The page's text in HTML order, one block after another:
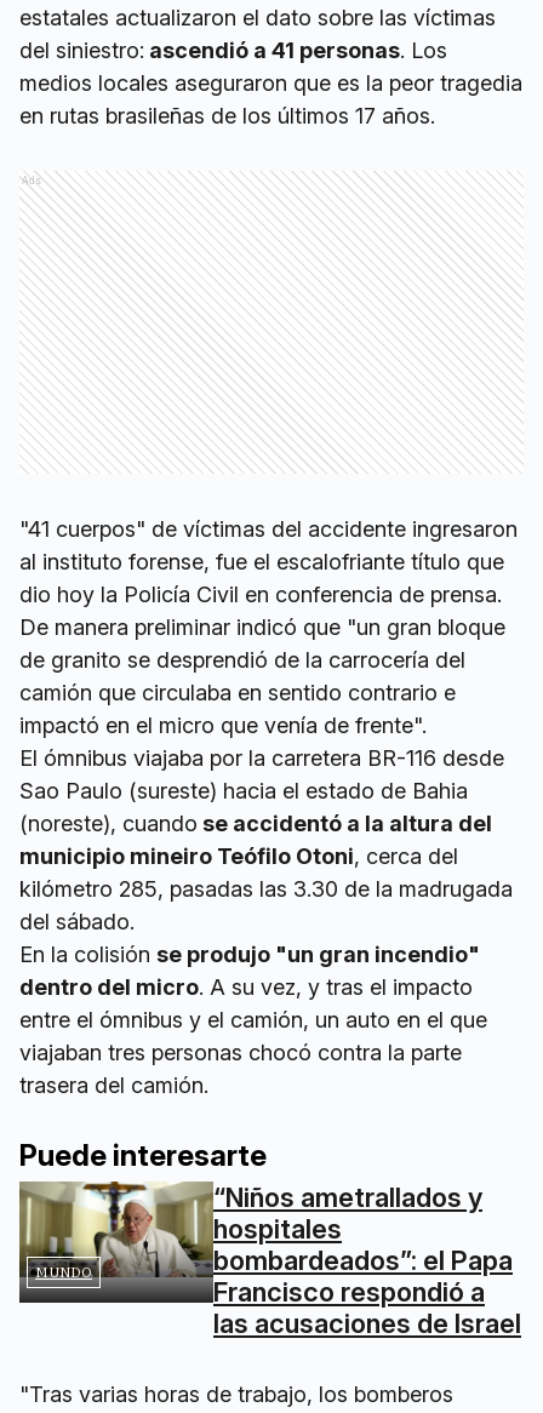
estatales actualizaron el dato sobre las víctimas
del siniestro: ascendió a 41 personas. Los
medios locales aseguraron que es la peor tragedia
en rutas brasileñas de los últimos 17 años.
Ads
"41 cuerpos" de víctimas del accidente ingresaron
al instituto forense, fue el escalofriante título que
dio hoy la Policía Civil en conferencia de prensa.
De manera preliminar indicó que "un gran bloque
de granito se desprendió de la carrocería del
camión que circulaba en sentido contrario e
impactó en el micro que venía de frente".
El ómnibus viajaba por la carretera BR-116 desde
Sao Paulo (sureste) hacia el estado de Bahia
(noreste), cuando se accidentó a la altura del
municipio mineiro Teófilo Otoni, cerca del
kilómetro 285, pasadas las 3.30 de la madrugada
del sábado.
En la colisión se produjo "un gran incendio"
dentro del micro. A su vez, y tras el impacto
entre el ómnibus y el camión, un auto en el que
viajaban tres personas chocó contra la parte
trasera del camión.
Puede interesarte
MUNDO
“Niños ametrallados y
hospitales
bombardeados”: el Papa
Francisco respondió a
las acusaciones de Israel
"Tras varias horas de trabajo, los bomberos